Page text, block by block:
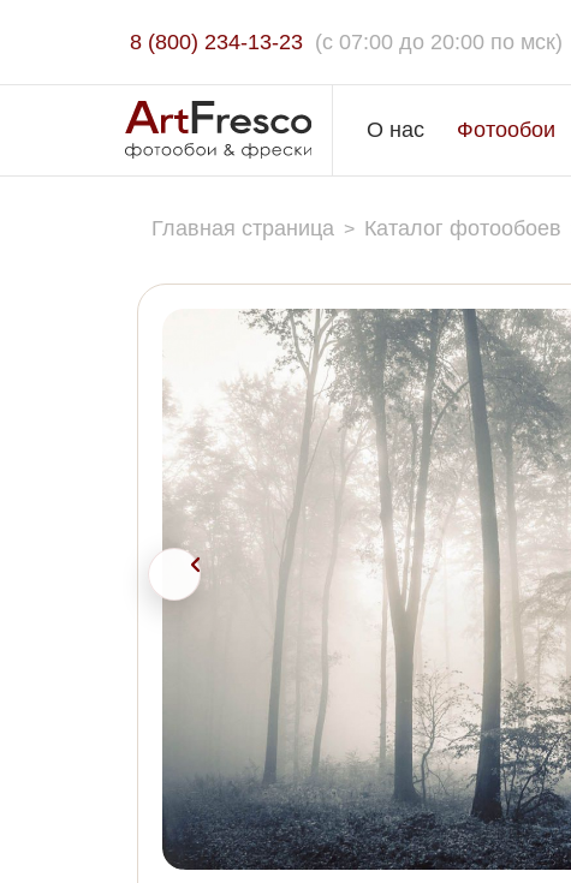
8 (800) 234-13-23 (c 07:00 до 20:00 по мск)
О нас Фотообои
Главная страница > Каталог фотообоев